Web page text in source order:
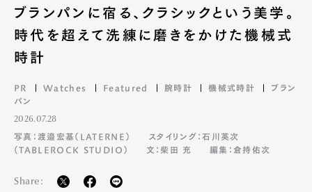
ブランパンに宿る、クラシックという美学。
時代を超えて洗練に磨きをかけた機械式
時計
PR Watches Featured 腕時計 機械式時計
ブラン
パン
2026.07.28
写真：渡邉宏基（LATERNE）
スタイリング：石川英次
（TABLEROCK STUDIO）
文：柴田 充 編集：倉持佑次
Share: